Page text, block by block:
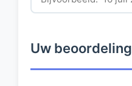
Uw beoordeling